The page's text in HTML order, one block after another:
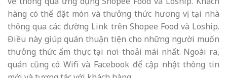
hàng có thể đặt món và thưởng thức hương vị tại nhà
thông qua các đường Link trên Shopee Food và Loship.
Điều này giúp quán thuận tiện cho những người muốn
thưởng thức ẩm thực tại nơi thoải mái nhất. Ngoài ra,
quán cũng có Wifi và Facebook để cập nhật thông tin